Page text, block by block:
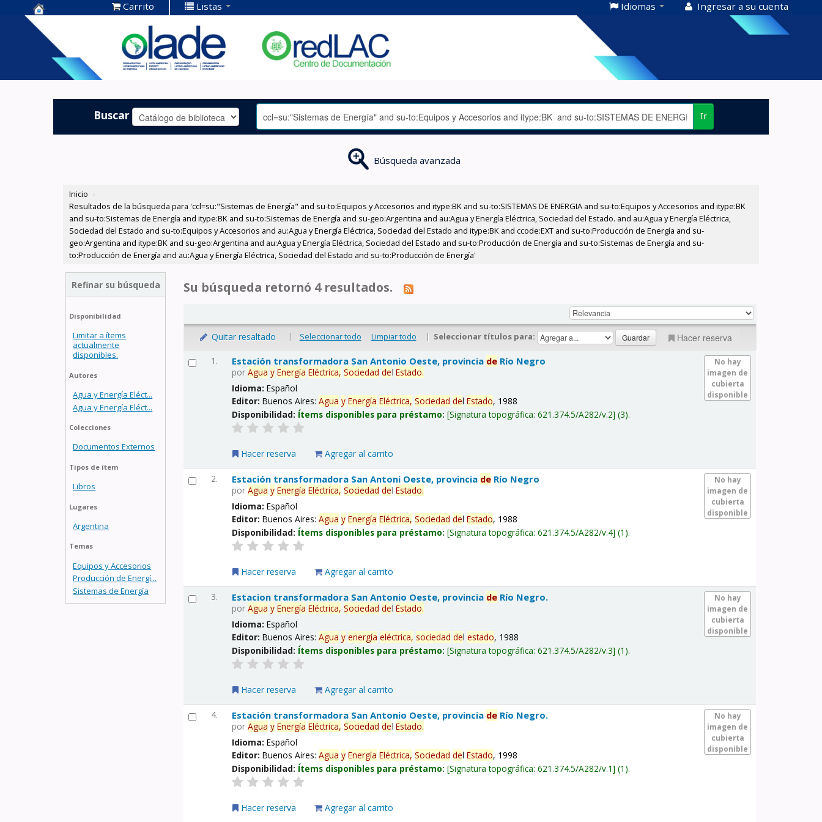
Centro de
Documentación
OLADE -
Carrito Listas Idiomas Ingresar a su cuenta
Buscar Ir
Búsqueda avanzada
Inicio ›
Resultados de la búsqueda para 'ccl=su:"Sistemas de Energía" and su-to:Equipos y Accesorios and itype:BK and su-to:SISTEMAS DE ENERGIA and su-to:Equipos y Accesorios and itype:BK
and su-to:Sistemas de Energía and itype:BK and su-to:Sistemas de Energía and su-geo:Argentina and au:Agua y Energía Eléctrica, Sociedad del Estado. and au:Agua y Energía Eléctrica,
Sociedad del Estado and su-to:Equipos y Accesorios and au:Agua y Energía Eléctrica, Sociedad del Estado and itype:BK and ccode:EXT and su-to:Producción de Energía and su-
geo:Argentina and itype:BK and su-geo:Argentina and au:Agua y Energía Eléctrica, Sociedad del Estado and su-to:Producción de Energía and su-to:Sistemas de Energía and su-
to:Producción de Energía and au:Agua y Energía Eléctrica, Sociedad del Estado and su-to:Producción de Energía'
Refinar su búsqueda
Disponibilidad
Limitar a ítems
actualmente
disponibles.
Autores
Agua y Energía Eléct...
Agua y Energía Eléct...
Colecciones
Documentos Externos
Tipos de ítem
Libros
Lugares
Argentina
Temas
Equipos y Accesorios
Producción de Energí...
Sistemas de Energía
Su búsqueda retornó 4 resultados.
Quitar resaltado | Seleccionar todo Limpiar todo | Seleccionar títulos para: Hacer reserva
1.
No hay
imagen de
cubierta
disponible
Estación transformadora San Antonio Oeste, provincia de Río Negro
porAgua y Energía Eléctrica, Sociedad delEstado.
Idioma:Español
Editor:Buenos Aires:Agua y Energía Eléctrica, Sociedad delEstado, 1988
Disponibilidad: Ítems disponibles para préstamo: Signatura topográfica:621.374.5/A282/v.2 (3).
Hacer reserva Agregar al carrito
2.
No hay
imagen de
cubierta
disponible
Estación transformadora San Antoni Oeste, provincia de Río Negro
porAgua y Energía Eléctrica, Sociedad delEstado.
Idioma:Español
Editor:Buenos Aires:Agua y Energía Eléctrica, Sociedad delEstado, 1988
Disponibilidad: Ítems disponibles para préstamo: Signatura topográfica:621.374.5/A282/v.4 (1).
Hacer reserva Agregar al carrito
3.
No hay
imagen de
cubierta
disponible
Estacion transformadora San Antonio Oeste, provincia de Río Negro.
porAgua y Energía Eléctrica, Sociedad delEstado.
Idioma:Español
Editor:Buenos Aires:Agua y energía eléctrica, sociedad delestado, 1988
Disponibilidad: Ítems disponibles para préstamo: Signatura topográfica:621.374.5/A282/v.3 (1).
Hacer reserva Agregar al carrito
4.
No hay
imagen de
cubierta
disponible
Estación transformadora San Antonio Oeste, provincia de Río Negro.
porAgua y Energía Eléctrica, Sociedad delEstado.
Idioma:Español
Editor:Buenos Aires:Agua y Energía Eléctrica, Sociedad delEstado, 1998
Disponibilidad: Ítems disponibles para préstamo: Signatura topográfica:621.374.5/A282/v.1 (1).
Hacer reserva Agregar al carrito